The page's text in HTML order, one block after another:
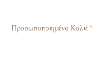
Προσωποποιημένο Κολιέ